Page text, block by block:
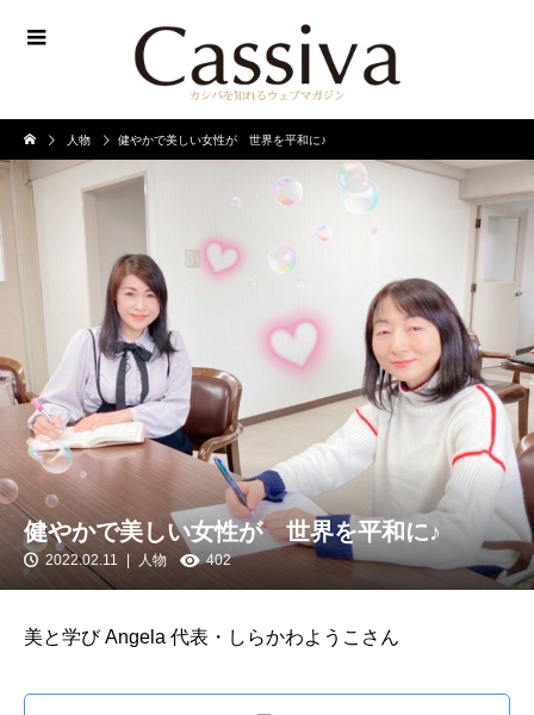
人物 健やかで美しい女性が 世界を平和に♪
健やかで美しい女性が 世界を平和に♪
2022.02.11 人物 402
美と学び Angela 代表・しらかわようこさん